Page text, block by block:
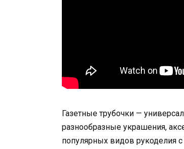
Газетные трубочки —
разнообразные украшения,
популярных видов рукоделия с